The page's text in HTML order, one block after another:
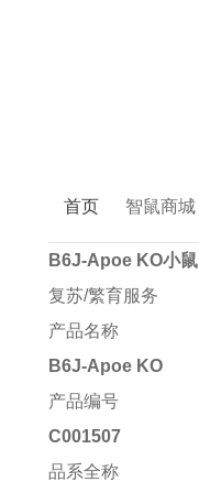
首页 智鼠商城
B6J-Apoe KO小鼠
复苏/繁育服务
产品名称
B6J-Apoe KO
产品编号
C001507
品系全称